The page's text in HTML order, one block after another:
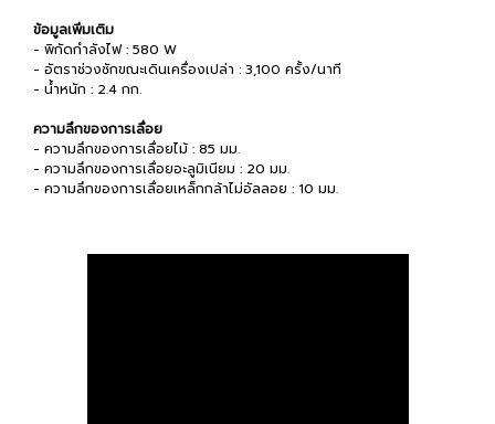
ข้อมูลเพิ่มเติม
- พิกัดกำลังไฟ : 580 W
- อัตราช่วงชักขณะเดินเครื่องเปล่า : 3,100 ครั้ง/นาที
- น้ำหนัก : 2.4 กก.
ความลึกของการเลื่อย
- ความลึกของการเลื่อยไม้ : 85 มม.
- ความลึกของการเลื่อยอะลูมิเนียม : 20 มม.
- ความลึกของการเลื่อยเหล็กกล้าไม่อัลลอย : 10 มม.